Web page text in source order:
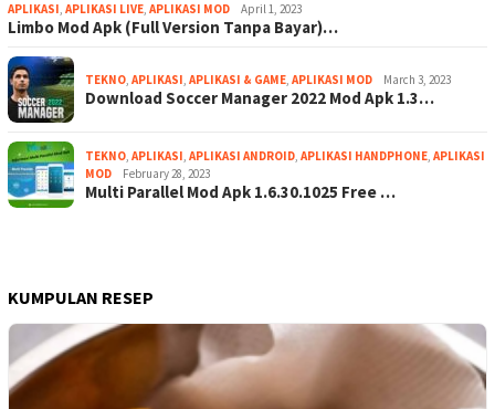
APLIKASI, APLIKASI LIVE, APLIKASI MOD April 1, 2023
Limbo Mod Apk (Full Version Tanpa Bayar)…
TEKNO, APLIKASI, APLIKASI & GAME, APLIKASI MOD March 3, 2023
Download Soccer Manager 2022 Mod Apk 1.3…
TEKNO, APLIKASI, APLIKASI ANDROID, APLIKASI HANDPHONE, APLIKASI
MOD
February 28, 2023
Multi Parallel Mod Apk 1.6.30.1025 Free …
KUMPULAN RESEP